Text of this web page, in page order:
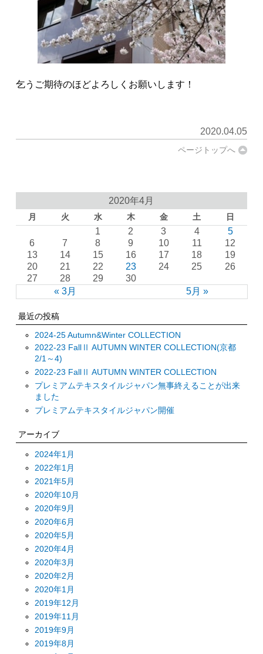
乞うご期待のほどよろしくお願いします！
2020.04.05
ページトップへ
2020年4月
月 火 水 木 金 土 日
« 3月 5月 »
1 2 3 4
5
6
7 8 9 10 11
12
13
14 15 16 17 18
19
20
21 22 23 24 25
26
27
28 29 30
最近の投稿
2024-25 Autumn&Winter COLLECTION
2022-23 FallⅡ AUTUMN WINTER COLLECTION(京都
2/1～4)
2022-23 FallⅡ AUTUMN WINTER COLLECTION
プレミアムテキスタイルジャパン無事終えることが出来
ました
プレミアムテキスタイルジャパン開催
アーカイブ
2024年1月
2022年1月
2021年5月
2020年10月
2020年9月
2020年6月
2020年5月
2020年4月
2020年3月
2020年2月
2020年1月
2019年12月
2019年11月
2019年9月
2019年8月